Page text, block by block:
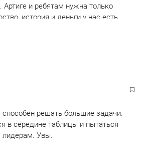
и ребятам нужна только
история и деньги у нас есть.
Кузнецова, Моторина в состав -
из Питера и Краснодара,
решать большие задачи.
в середине таблицы и пытаться
лидерам. Увы.